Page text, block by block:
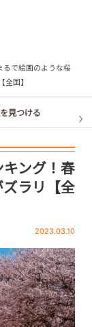
るで絵画のような桜
国】
2023.03.10
ング！春
ラリ【全